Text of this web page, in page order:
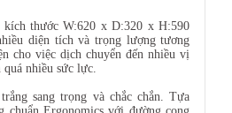
kích thước W:620 x D:320 x H:590
diện tích và trọng lượng tương
cho việc dịch chuyển đến nhiều vị
nhiều sức lực.
sang trọng và chắc chắn. Tựa